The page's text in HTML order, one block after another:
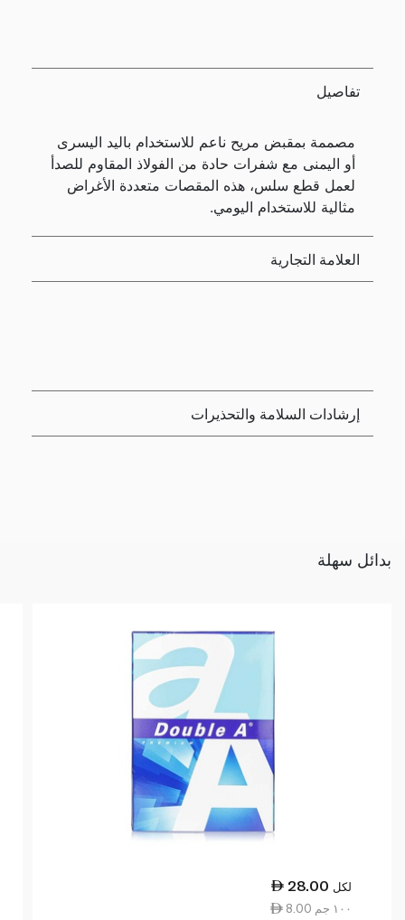
تفاصيل
مصممة بمقبض مريح ناعم للاستخدام باليد اليسرى
أو اليمنى مع شفرات حادة من الفولاذ المقاوم للصدأ
لعمل قطع سلس، هذه المقصات متعددة الأغراض
مثالية للاستخدام اليومي.
العلامة التجارية
إرشادات السلامة والتحذيرات
بدائل سهلة
28.00 لكل
8.00 ١٠٠ جم